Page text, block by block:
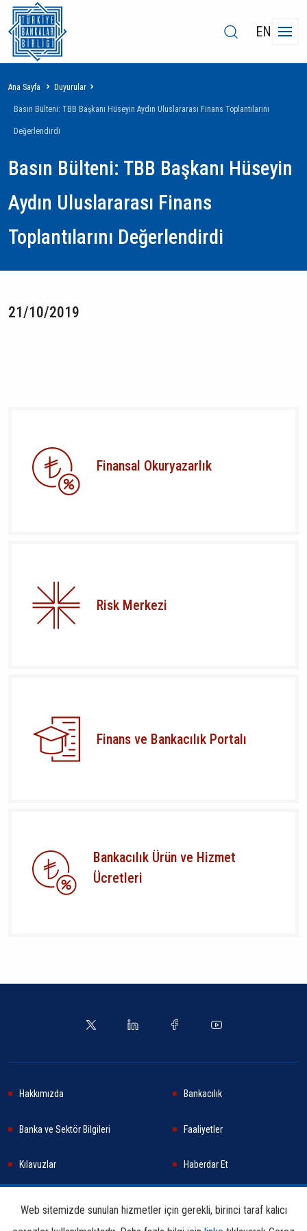
EN
Sayfa
yolu
Ana Sayfa Duyurular
Basın Bülteni: TBB Başkanı Hüseyin Aydın Uluslararası Finans Toplantılarını
Değerlendirdi
Basın Bülteni: TBB Başkanı Hüseyin
Aydın Uluslararası Finans
Toplantılarını Değerlendirdi
21/10/2019
Finansal Okuryazarlık
Risk Merkezi
Finans ve Bankacılık Portalı
Bankacılık Ürün ve Hizmet
Ücretleri
Hakkımızda Bankacılık
Banka ve Sektör Bilgileri Faaliyetler
Kılavuzlar Haberdar Et
Web sitemizde sunulan hizmetler için gerekli, birinci taraf kalıcı